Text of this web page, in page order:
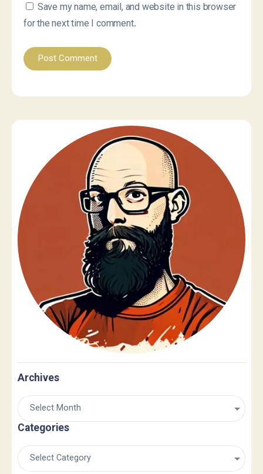
Save my name, email, and website in this browser
for the next time I comment.
Archives
Categories